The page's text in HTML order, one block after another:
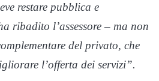
restare pubblica e
ribadito l’assessore – ma non
del privato, che
l’offerta dei servizi”.